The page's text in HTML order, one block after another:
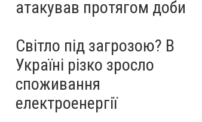
атакував протягом доби
Світло під загрозою? В
Україні різко зросло
споживання
електроенергії